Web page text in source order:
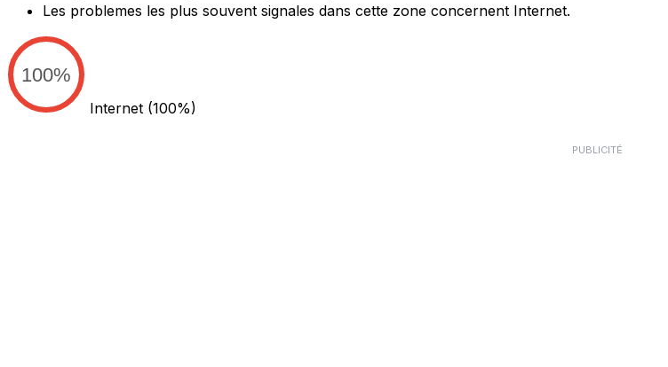
Les problemes les plus souvent signales dans cette zone concernent Internet.
100%
Internet (100%)
PUBLICITÉ